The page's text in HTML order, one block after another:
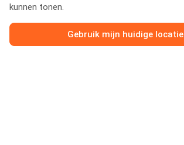
kunnen tonen.
Gebruik mijn huidige locatie